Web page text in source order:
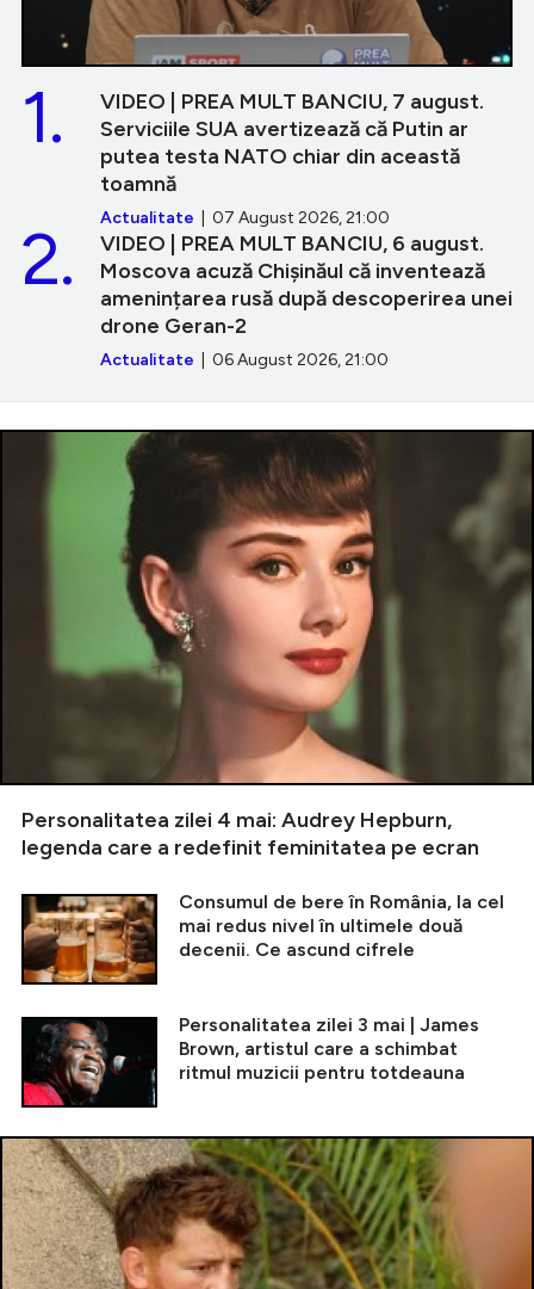
VIDEO | PREA MULT BANCIU, 7 august.
Serviciile SUA avertizează că Putin ar
putea testa NATO chiar din această
toamnă
Actualitate | 07 August 2026, 21:00
1.
VIDEO | PREA MULT BANCIU, 6 august.
Moscova acuză Chișinăul că inventează
amenințarea rusă după descoperirea unei
drone Geran-2
Actualitate | 06 August 2026, 21:00
2.
Personalitatea zilei 4 mai: Audrey Hepburn,
legenda care a redefinit feminitatea pe ecran
Consumul de bere în România, la cel
mai redus nivel în ultimele două
decenii. Ce ascund cifrele
Personalitatea zilei 3 mai | James
Brown, artistul care a schimbat
ritmul muzicii pentru totdeauna